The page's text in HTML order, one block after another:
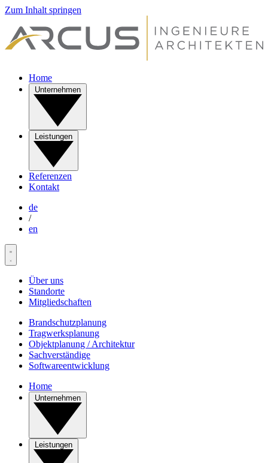
Zum Inhalt springen
Home
Referenzen
Kontakt
de
/
en
Über uns
Standorte
Mitgliedschaften
Brandschutzplanung
Tragwerksplanung
Objektplanung / Architektur
Sachverständige
Softwareentwicklung
Home
Unternehmen
Leistungen